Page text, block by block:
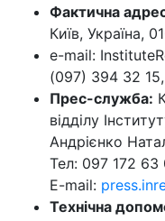
Фактична
Київ, Україна,
e-mail:
(097) 394 32
Прес-служба:
відділу
Андрієнко
Тел: 097 172 63
E-mail:
Технічна